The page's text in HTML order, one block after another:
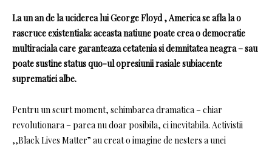
La un an de la uciderea lui George Floyd , America se afla la o
rascruce existentiala: aceasta natiune poate crea o democratie
multiraciala care garanteaza cetatenia si demnitatea neagra – sau
poate sustine status quo-ul opresiunii rasiale subiacente
suprematiei albe.
Pentru un scurt moment, schimbarea dramatica – chiar
revolutionara – parea nu doar posibila, ci inevitabila. Activistii
,,Black Lives Matter” au creat o imagine de nesters a unei